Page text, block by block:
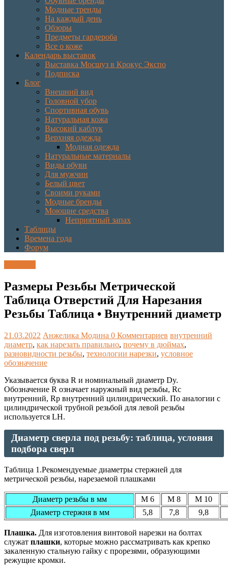
Модные тренды
На каждый день
Обзоры
Предметы гардероба
Все о коже
Календарь выставок
Выставка Мосшуз в Крокус Экспо
Подписка
Блог
Внешний вид
Головной убор
Спортивная обувь
Натуральная кожа
Высокий каблук
Верхняя одежда
Модная одежда
Натуральные материалы
Виды обуви
Для мужчин
Белый цвет
Своими руками
Модные бренды
Моющие средства
Неприятный запах
Таблицы
Времена года
Форум
Размеры Резьбы Метрической
Таблица Отверстий Для Нарезания
Резьбы Таблица • Внутренний диаметр
21.03.2022 Анжелика Модина 0 Комментариев внутренний
диаметр, как нарезать правильно, почему в дюймах,
разновидности резьбы, технологии нарезки, условное
обозначение
Указывается буква R и номинальный диаметр Dy.
Обозначение R означает наружный вид резьбы, Rc
внутренний, Rp внутренний цилиндрический. По аналогии с
цилиндрической трубной резьбой для левой резьбы
используется LH.
Диаметр сверла под резьбу: таблица, условия
подбора сверл
Таблица 1.Рекомендуемые диаметры стержней для
метрической резьбы, нарезаемой плашками
Диаметр резьбы в мм М 6 М 8 М 10
Диаметр стержня в мм
5,8 7,8 9,8
Плашка. Для изготовления винтовой нарезки на болтах
служат плашки, которые можно рассматривать как крепко
закаленную стальную гайку с прорезями, образующими
режущие кромки.